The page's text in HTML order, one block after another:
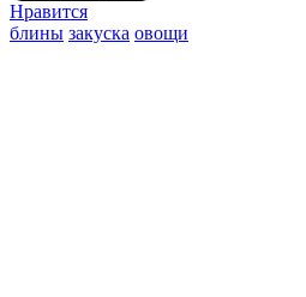
Нравится
блины закуска овощи